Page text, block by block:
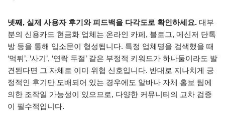
넷째, 실제 사용자 후기와 피드백을 다각도로 확인하세요. 대부
분의 신용카드 현금화 업체는 온라인 카페, 블로그, 메신저 단톡
방 등을 통해 입소문이 형성됩니다. 특정 업체명을 검색했을 때
‘먹튀’, ‘사기’, ‘연락 두절’ 같은 부정적 키워드가 하나둘이라도 발
견된다면 그 자체로 이미 위험 신호입니다. 반대로 지나치게 긍
정적인 후기만 도배되어 있는 경우에도 알바나 자체 홍보 팀에
의한 조작일 가능성이 있으므로, 다양한 커뮤니티의 교차 검증
이 필수적입니다.